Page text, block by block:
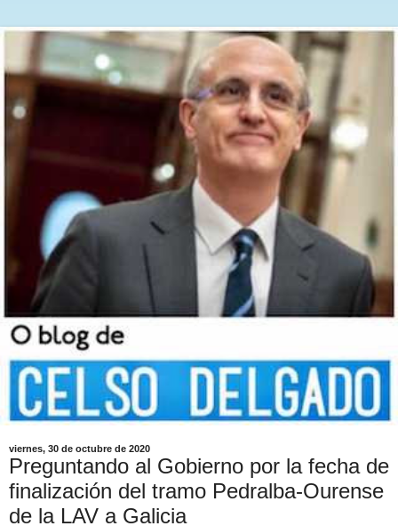
viernes, 30 de octubre de 2020
Preguntando al Gobierno por la fecha de
finalización del tramo Pedralba-Ourense
de la LAV a Galicia